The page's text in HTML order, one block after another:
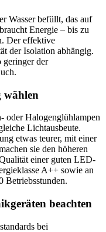
Wasser befüllt, das auf
Energie – bis zu
Der effektive
der Isolation abhängig.
geringer der
wählen
oder Halogenglühlampen
Lichtausbeute.
etwas teurer, mit einer
sie den höheren
einer guten LED-
A++ sowie an
Betriebsstunden.
beachten
bei